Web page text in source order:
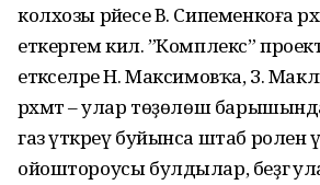
колхозы рәйесе В. Сипеменкоға
еткергем килә. ”Комплекс”
етәкселәре Н. Максимовҡа, З.
рәхмәт – улар төҙөлөш
газ үткәреү буйынса штаб ролен
ойоштороусы булдылар, беҙгә